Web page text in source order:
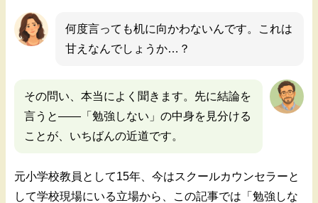
何度言っても机に向かわないんです。これは
甘えなんでしょうか…？
その問い、本当によく聞きます。先に結論を
言うと——「勉強しない」の中身を見分ける
ことが、いちばんの近道です。
元小学校教員として15年、今はスクールカウンセラーと
して学校現場にいる立場から、この記事では「勉強しな